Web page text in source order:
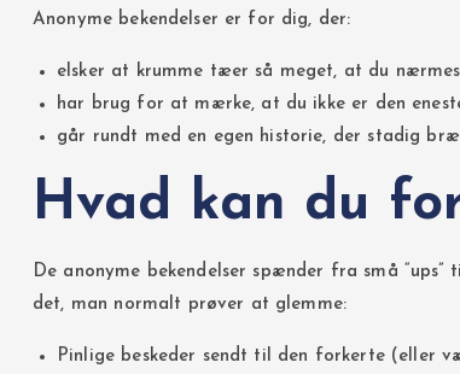
Anonyme bekendelser er for dig, der:
elsker at krumme tæer så meget, at du
har brug for at mærke, at du ikke er den
går rundt med en egen historie, der stadig
Hvad kan du
De anonyme bekendelser spænder fra små
det, man normalt prøver at glemme:
Pinlige beskeder sendt til den forkerte (eller